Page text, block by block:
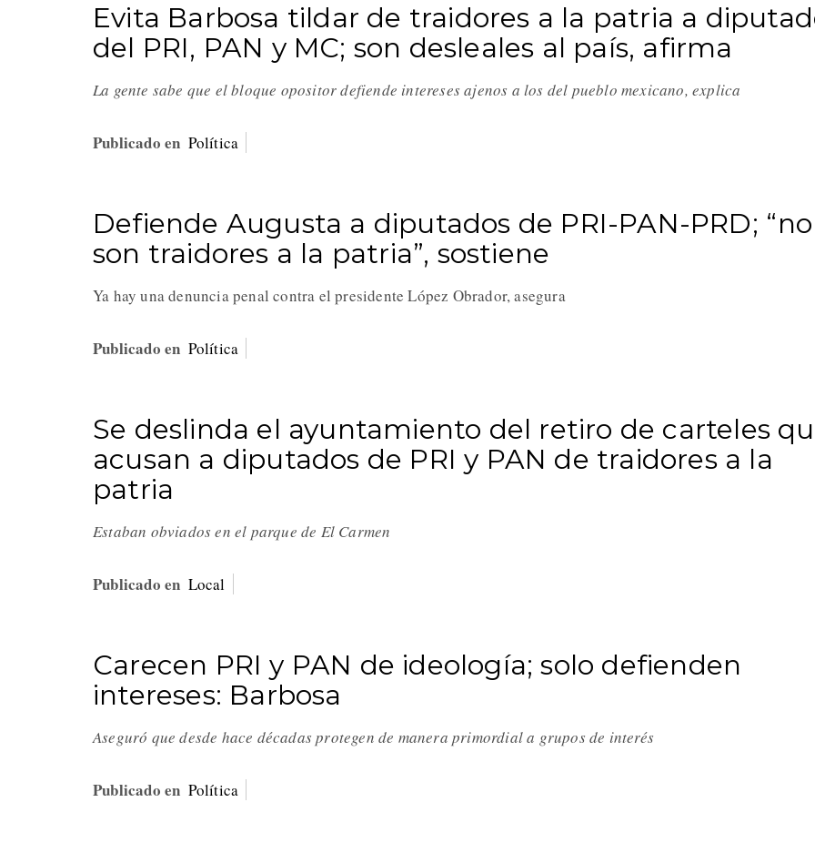
Evita Barbosa tildar de traidores a la patria a
del PRI, PAN y MC; son desleales al país, afirma
La gente sabe que el bloque opositor defiende intereses ajenos a los del pueblo mexicano, explica
Publicado en Política
Defiende Augusta a diputados de PRI-PAN-PRD; “no
son traidores a la patria”, sostiene
Ya hay una denuncia penal contra el presidente López Obrador, asegura
Publicado en Política
Se deslinda el ayuntamiento del retiro de carteles
acusan a diputados de PRI y PAN de traidores a la
patria
Estaban obviados en el parque de El Carmen
Publicado en Local
Carecen PRI y PAN de ideología; solo defienden
intereses: Barbosa
Aseguró que desde hace décadas protegen de manera primordial a grupos de interés
Publicado en Política